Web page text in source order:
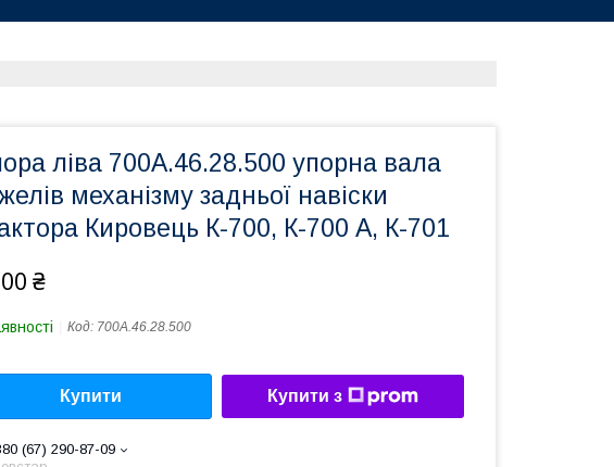
ліва 700А.46.28.500 упорна вала
механізму задньої навіски
Кировець К-700, К-700 А, К-701
₴
Код: 700А.46.28.500
Купити Купити з
(67) 290-87-09